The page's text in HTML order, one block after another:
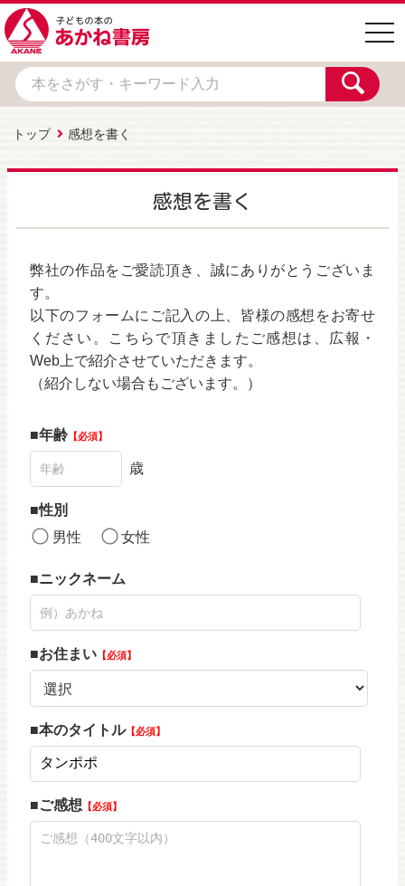
トップ 感想を書く
感想を書く
弊社の作品をご愛読頂き、誠にありがとうございま
す。
以下のフォームにご記入の上、皆様の感想をお寄せ
ください。こちらで頂きましたご感想は、広報・
Web上で紹介させていただきます。
（紹介しない場合もございます。）
年齢 必須
歳
性別
男性
女性
ニックネーム
お住まい 必須
本のタイトル 必須
ご感想 必須